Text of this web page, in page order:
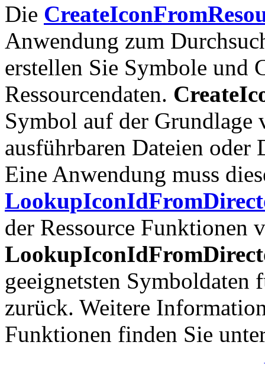
Die
Anwendung zum
erstellen Sie Symbole und
Ressourcendaten.
Symbol auf der Grundlage
ausführbaren Dateien
Eine Anwendung muss
der Ressource Funktionen
geeignetsten Symboldaten
zurück. Weitere
Funktionen finden Sie